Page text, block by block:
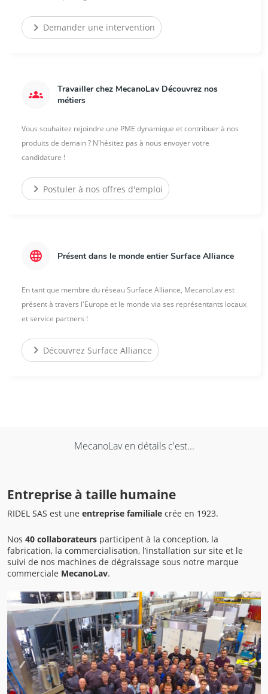
chevron_right Demander une intervention
groups
Travailler chez MecanoLav Découvrez nos
métiers
Vous souhaitez rejoindre une PME dynamique et contribuer à nos
produits de demain ? N'hésitez pas à nous envoyer votre
candidature !
chevron_right Postuler à nos offres d'emploi
language Présent dans le monde entier Surface Alliance
En tant que membre du réseau Surface Alliance, MecanoLav est
présent à travers l'Europe et le monde via ses représentants locaux
et service partners !
chevron_right Découvrez Surface Alliance
MecanoLav en détails c'est...
Entreprise à taille humaine
RIDEL SAS est une entreprise familiale crée en 1923.
Nos 40 collaborateurs participent à la conception, la
fabrication, la commercialisation, l’installation sur site et le
suivi de nos machines de dégraissage sous notre marque
commerciale MecanoLav.